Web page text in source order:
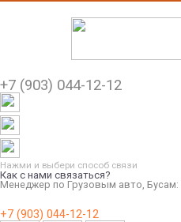
+7 (903) 044-12-12
Нажми и выбери способ связи
Как с нами связаться?
Менеджер по Грузовым авто, Бусам:
+7 (903) 044-12-12